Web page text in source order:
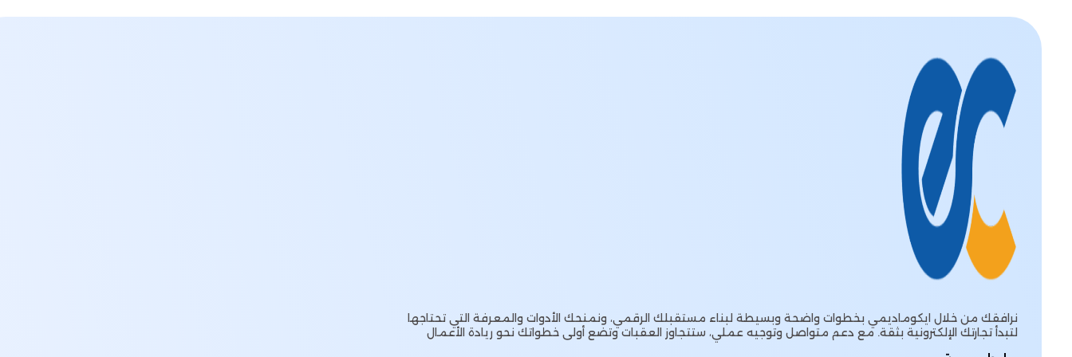
نرافقك من خلال ايكوماديمي بخطوات واضحة وبسيطة لبناء مستقبلك الرقمي، ونمنحك الأدوات والمعرفة التي تحتاجها
لتبدأ تجارتك الإلكترونية بثقة. مع دعم متواصل وتوجيه عملي، ستتجاوز العقبات وتضع أولى خطواتك نحو ريادة الأعمال